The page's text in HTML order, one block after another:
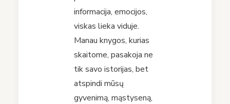
informacija, emocijos,
viskas lieka viduje.
Manau knygos, kurias
skaitome, pasakoja ne
tik savo istorijas, bet
atspindi mūsų
gyvenimą, mąstyseną,